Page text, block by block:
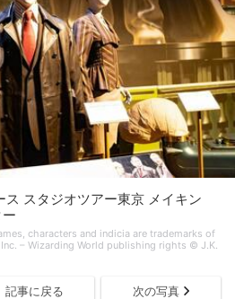
スタジオツアー東京 メイキン
characters and indicia are trademarks of
– Wizarding World publishing rights © J.K.
記事に戻る 次の写真